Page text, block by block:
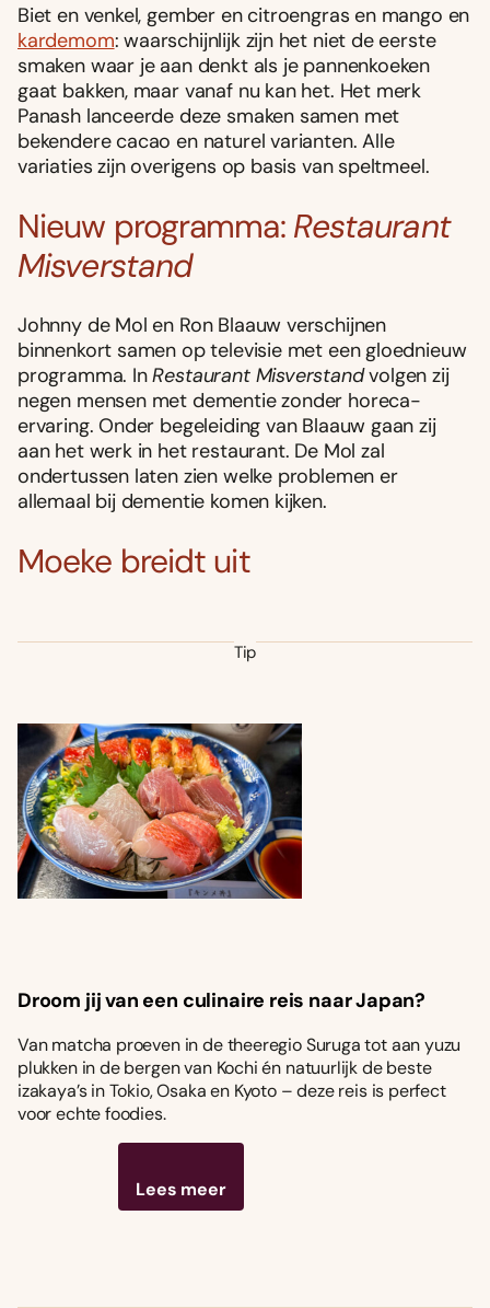
Biet en venkel, gember en citroengras en mango en
kardemom: waarschijnlijk zijn het niet de eerste
smaken waar je aan denkt als je pannenkoeken
gaat bakken, maar vanaf nu kan het. Het merk
Panash lanceerde deze smaken samen met
bekendere cacao en naturel varianten. Alle
variaties zijn overigens op basis van speltmeel.
Nieuw programma: Restaurant
Misverstand
Johnny de Mol en Ron Blaauw verschijnen
binnenkort samen op televisie met een gloednieuw
programma. InRestaurant Misverstandvolgen zij
negen mensen met dementie zonder horeca-
ervaring. Onder begeleiding van Blaauw gaan zij
aan het werk in het restaurant. De Mol zal
ondertussen laten zien welke problemen er
allemaal bij dementie komen kijken.
Moeke breidt uit
Tip
Droom jij van een culinaire reis naar Japan?
Van matcha proeven in de theeregio Suruga tot aan yuzu
plukken in de bergen van Kochi én natuurlijk de beste
izakaya’s in Tokio, Osaka en Kyoto – deze reis is perfect
voor echte foodies.
Lees meer